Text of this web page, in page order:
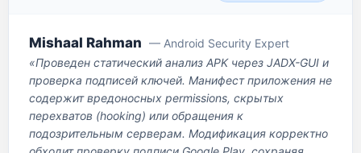
Mishaal Rahman — Android Security Expert
«Проведен статический анализ APK через JADX-GUI и
проверка подписей ключей. Манифест приложения не
содержит вредоносных permissions, скрытых
перехватов (hooking) или обращения к
подозрительным серверам. Модификация корректно